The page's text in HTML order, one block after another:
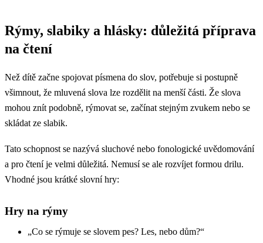
Rýmy, slabiky a hlásky: důležitá příprava
na čtení
Než dítě začne spojovat písmena do slov, potřebuje si postupně
všimnout, že mluvená slova lze rozdělit na menší části. Že slova
mohou znít podobně, rýmovat se, začínat stejným zvukem nebo se
skládat ze slabik.
Tato schopnost se nazývá sluchové nebo fonologické uvědomování
a pro čtení je velmi důležitá. Nemusí se ale rozvíjet formou drilu.
Vhodné jsou krátké slovní hry:
Hry na rýmy
„Co se rýmuje se slovem pes? Les, nebo dům?“